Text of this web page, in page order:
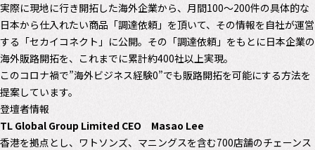
実際に現地に行き開拓した海外企業から、月間100〜200件の具体的な
日本から仕入れたい商品「調達依頼」を頂いて、その情報を自社が運営
する「セカイコネクト」に公開。その「調達依頼」をもとに日本企業の
海外販路開拓を、これまでに累計約400社以上実現。
このコロナ禍で”海外ビジネス経験0”でも販路開拓を可能にする方法を
提案しています。
登壇者情報
TL Global Group Limited CEO Masao Lee
香港を拠点とし、ワトソンズ、マニングスを含む700店舗のチェーンス